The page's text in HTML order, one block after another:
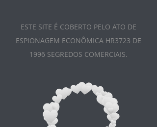
ESTE SITE É COBERTO PELO ATO DE
ESPIONAGEM ECONÔMICA HR3723 DE
1996 SEGREDOS COMERCIAIS.